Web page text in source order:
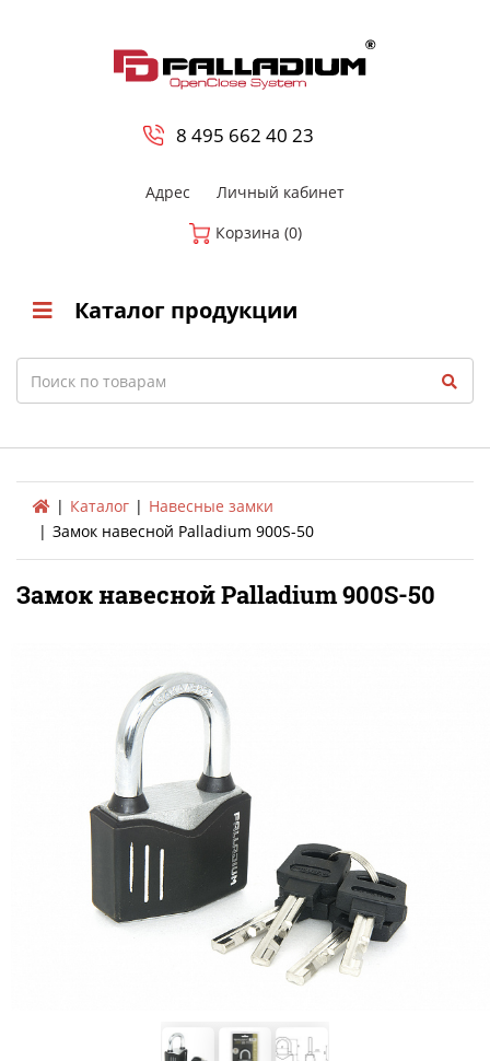
8 495 662 40 23
Адрес
Личный кабинет
Корзина (0)
Каталог продукции
Search
Каталог
Навесные замки
Замок навесной Palladium 900S-50
Замок навесной Palladium 900S-50